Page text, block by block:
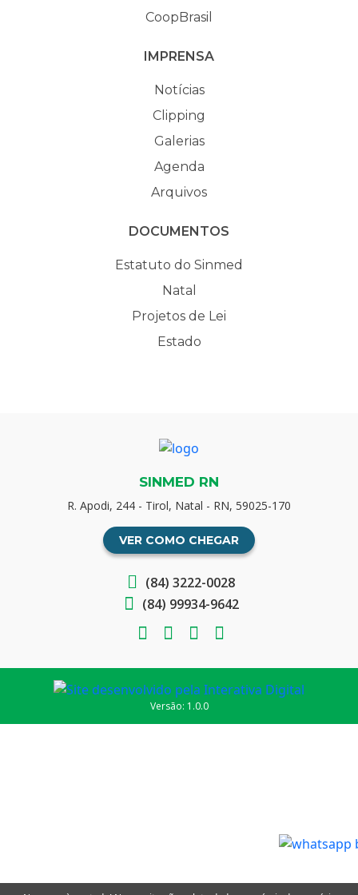
CoopBrasil
IMPRENSA
Notícias
Clipping
Galerias
Agenda
Arquivos
DOCUMENTOS
Estatuto do Sinmed
Natal
Projetos de Lei
Estado
SINMED RN
R. Apodi, 244 - Tirol, Natal - RN, 59025-170
VER COMO CHEGAR
(84) 3222-0028
(84) 99934-9642
Versão: 1.0.0